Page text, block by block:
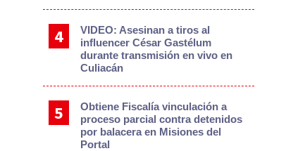
VIDEO: Asesinan a tiros al
influencer César Gastélum
durante transmisión en vivo en
Culiacán
Obtiene Fiscalía vinculación a
proceso parcial contra detenidos
por balacera en Misiones del
Portal